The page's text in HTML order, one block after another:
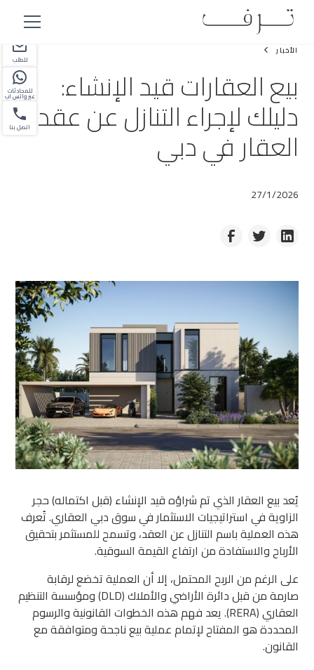
شريك
للطلب
للمحادثات
عبر واتس اب
اتصل بنا
الأخبار
بيع العقارات قيد الإنشاء:
دليلك لإجراء التنازل عن عقد
العقار في دبي
27/1/2026
يُعد بيع العقار الذي تم شراؤه قيد الإنشاء (قبل اكتماله) حجر
الزاوية في استراتيجيات الاستثمار في سوق دبي العقاري. تُعرف
هذه العملية باسم التنازل عن العقد، وتسمح للمستثمر بتحقيق
الأرباح والاستفادة من ارتفاع القيمة السوقية.
على الرغم من الربح المحتمل، إلا أن العملية تخضع لرقابة
صارمة من قبل دائرة الأراضي والأملاك (DLD) ومؤسسة التنظيم
العقاري (RERA). يعد فهم هذه الخطوات القانونية والرسوم
المحددة هو المفتاح لإتمام عملية بيع ناجحة ومتوافقة مع
القانون.